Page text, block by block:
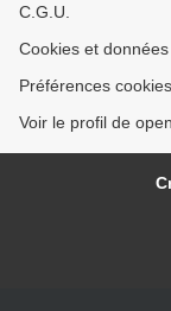
C.G.U.
Cookies et
Préférences cookies
Voir le profil de